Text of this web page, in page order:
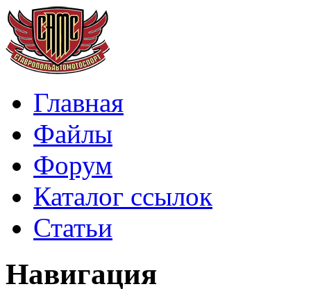
Главная
Файлы
Форум
Каталог ссылок
Статьи
Навигация